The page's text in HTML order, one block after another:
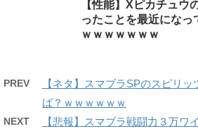
【性能】Xピカチュウ
ったことを最近になっ
ｗｗｗｗｗｗｗ
PREV
【ネタ】スマブラSPのスピリ
ば？ｗｗｗｗｗｗ
NEXT
【悲報】スマブラ戦闘力３万ワ